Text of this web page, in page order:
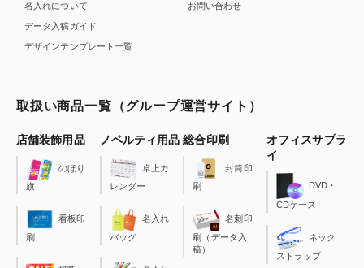
名入れについて
データ入稿ガイド
デザインテンプレート一覧
お問い合わせ
取扱い商品一覧（グループ運営サイト）
店舗装飾用品
のぼり
旗
看板印
刷
ノベルティ用品
卓上カ
レンダー
名入れ
バッグ
総合印刷
封筒印
刷
名刺印
刷（データ入
稿）
オフィスサプラ
イ
DVD・
CDケース
ネック
ストラップ